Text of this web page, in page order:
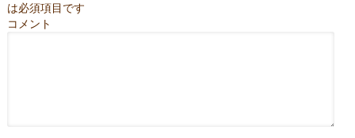
は必須項目です
コメント